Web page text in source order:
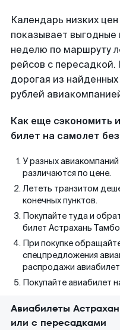
Календарь низких
показывает
неделю по маршруту
рейсов с
дорогая из
рублей
Как еще сэкономить
билет на самолет
У разных
различаются по цене.
Лететь транзитом
конечных пунктов.
Покупайте туда и
билет Астрахань
При покупке
спецпредложения
распродажи
Покупайте авиабилет
Авиабилеты
или с пересадками